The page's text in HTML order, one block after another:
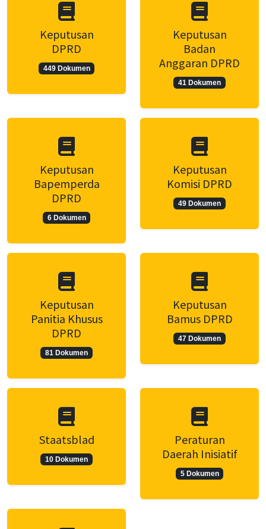
Keputusan
DPRD
449 Dokumen
Keputusan
Badan
Anggaran DPRD
41 Dokumen
Keputusan
Bapemperda
DPRD
6 Dokumen
Keputusan
Komisi DPRD
49 Dokumen
Keputusan
Panitia Khusus
DPRD
81 Dokumen
Keputusan
Bamus DPRD
47 Dokumen
Staatsblad
10 Dokumen
Peraturan
Daerah Inisiatif
5 Dokumen